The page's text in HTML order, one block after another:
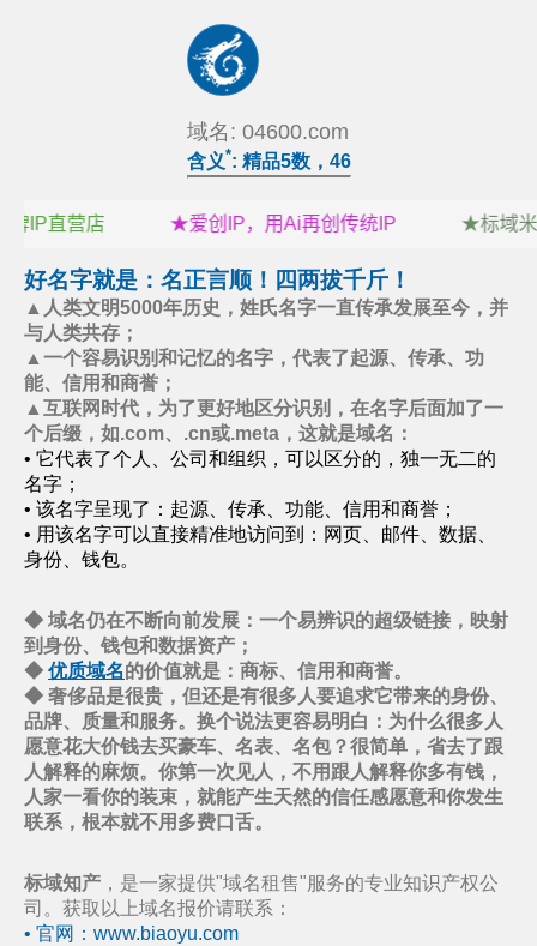
域名: 04600.com
含义*: 精品5数，46
好名字就是：名正言顺！四两拔千斤！
▲人类文明5000年历史，姓氏名字一直传承发展至今，并
与人类共存；
▲一个容易识别和记忆的名字，代表了起源、传承、功
能、信用和商誉；
▲互联网时代，为了更好地区分识别，在名字后面加了一
个后缀，如.com、.cn或.meta，这就是域名：
• 它代表了个人、公司和组织，可以区分的，独一无二的
名字；
• 该名字呈现了：起源、传承、功能、信用和商誉；
• 用该名字可以直接精准地访问到：网页、邮件、数据、
身份、钱包。
◆ 域名仍在不断向前发展：一个易辨识的超级链接，映射
到身份、钱包和数据资产；
◆ 优质域名的价值就是：商标、信用和商誉。
◆ 奢侈品是很贵，但还是有很多人要追求它带来的身份、
品牌、质量和服务。换个说法更容易明白：为什么很多人
愿意花大价钱去买豪车、名表、名包？很简单，省去了跟
人解释的麻烦。你第一次见人，不用跟人解释你多有钱，
人家一看你的装束，就能产生天然的信任感愿意和你发生
联系，根本就不用多费口舌。
标域知产 ，是一家提供"域名租售"服务的专业知识产权公
司。获取以上域名报价请联系：
• 官网：www.biaoyu.com